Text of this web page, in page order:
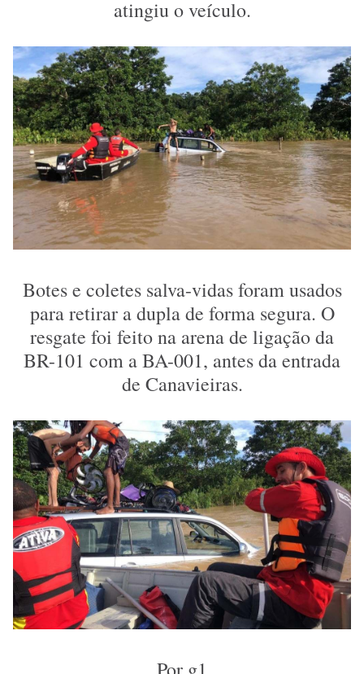
atingiu o veículo.
Botes e coletes salva-vidas foram usados
para retirar a dupla de forma segura. O
resgate foi feito na arena de ligação da
BR-101 com a BA-001, antes da entrada
de Canavieiras.
Por g1